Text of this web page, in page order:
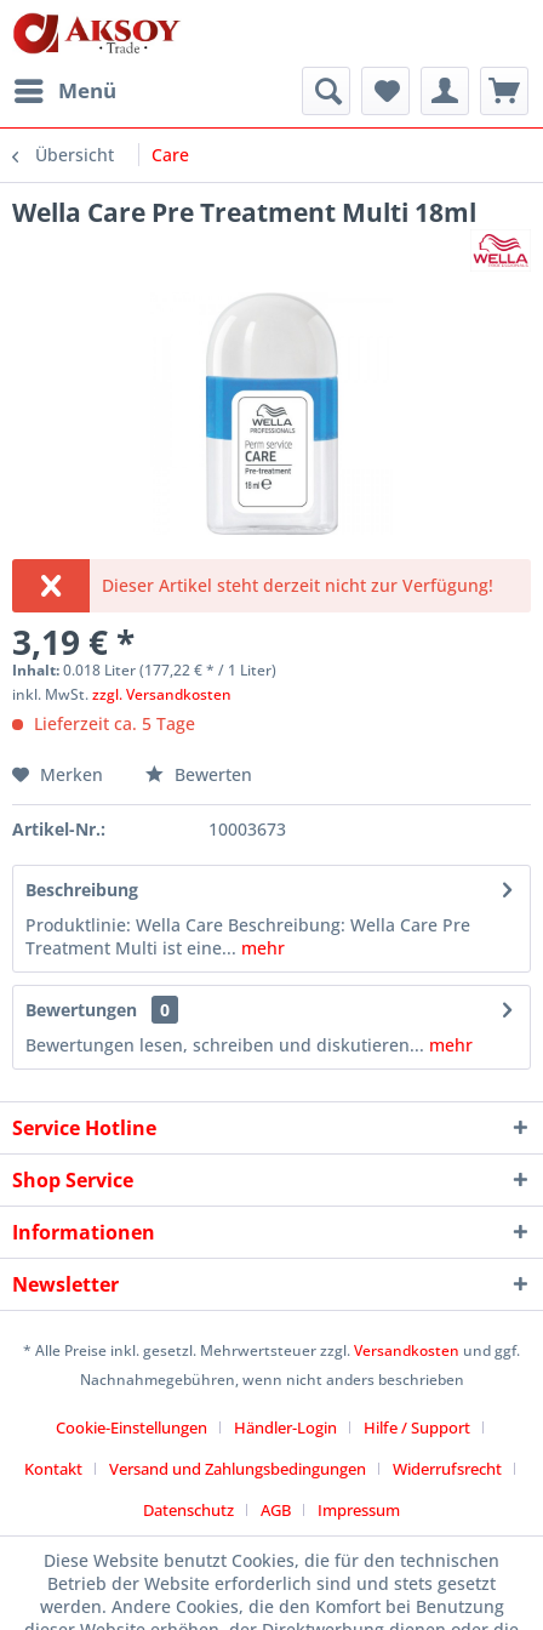
Menü
Übersicht Care
Wella Care Pre Treatment Multi 18ml
Dieser Artikel steht derzeit nicht zur Verfügung!
3,19 € *
Inhalt:0.018 Liter (177,22 € * / 1 Liter)
inkl. MwSt.zzgl. Versandkosten
Lieferzeit ca. 5 Tage
Merken Bewerten
Artikel-Nr.: 10003673
Beschreibung
Produktlinie: Wella Care Beschreibung: Wella Care Pre
Treatment Multi ist eine... mehr
Bewertungen
0
Bewertungen lesen, schreiben und diskutieren... mehr
Service Hotline
Shop Service
Informationen
Newsletter
* Alle Preise inkl. gesetzl. Mehrwertsteuer zzgl.Versandkosten und ggf.
Nachnahmegebühren, wenn nicht anders beschrieben
Cookie-Einstellungen Händler-Login
Hilfe / Support
Kontakt
Versand und Zahlungsbedingungen
Widerrufsrecht
Datenschutz
AGB Impressum
Designed byicommercetime
Diese Website benutzt Cookies, die für den technischen
Betrieb der Website erforderlich sind und stets gesetzt
werden. Andere Cookies, die den Komfort bei Benutzung